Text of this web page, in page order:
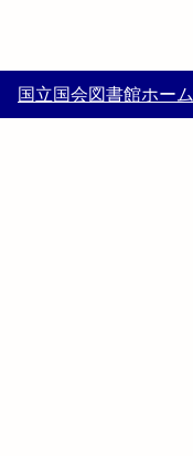
国立国会図書館ホーム